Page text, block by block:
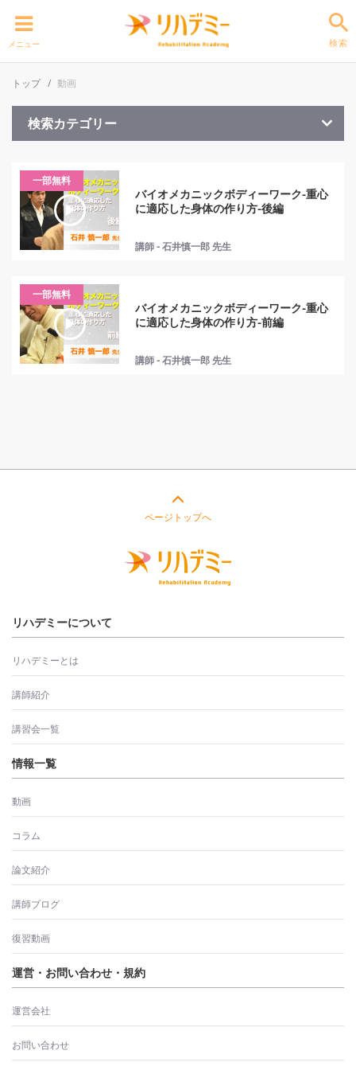
メニュー 検索
トップ 動画
検索カテゴリー
一部無料
バイオメカニックボディーワーク-重心
に適応した身体の作り方-後編
講師 - 石井慎一郎 先生
一部無料
バイオメカニックボディーワーク-重心
に適応した身体の作り方-前編
講師 - 石井慎一郎 先生
ページトップへ
リハデミーについて
リハデミーとは
講師紹介
講習会一覧
情報一覧
動画
コラム
論文紹介
講師ブログ
復習動画
運営・お問い合わせ・規約
運営会社
お問い合わせ